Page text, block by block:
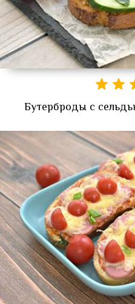
Бутерброды с